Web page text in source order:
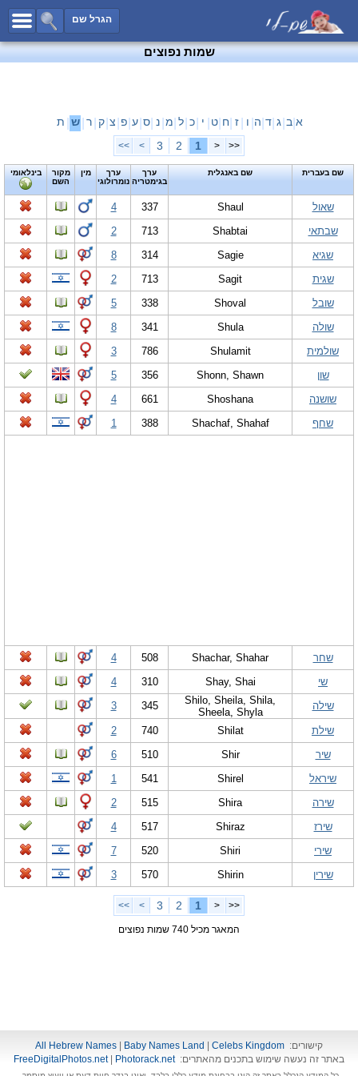
הגרל שם
כל השמות
שמות לבנים
שמות משותפים
שמות נדירים
קטגוריות
מפורסמיםחדש!
נומרולוגיה
הוסף שם
צור קשר
פייסבוק
שמות נפוצים
א ב ג ד ה ו ז ח ט י כ ל מ נ ס ע פ צ ק ר ש ת
<<
<
1
2
3
>
>>
שם בעברית שם באנגלית
ערך
בגימטריה
ערך
נומרולוגי
מין
מקור
השם
בינלאומי
שאול Shaul
337
4
שבתאי
Shabtai
713
2
שגיא
Sagie
314
8
שגית
Sagit
713
2
שובל
Shoval
338
5
שולה
Shula
341
8
שולמית
Shulamit
786
3
שון
Shonn, Shawn
356
5
שושנה
Shoshana
661
4
שחף
Shachaf, Shahaf
388
1
שחר Shachar, Shahar
508
4
שי
Shay, Shai
310
4
שילה
Shilo, Sheila, Shila,
Sheela, Shyla
345
3
שילת Shilat
740
2
שיר
Shir
510
6
שיראל
Shirel
541
1
שירה
Shira
515
2
שירז
Shiraz
517
4
שירי
Shiri
520
7
שירין
Shirin
570
3
<<
<
1
2
3
>
>>
המאגר מכיל 740 שמות נפוצים
קישורים: All Hebrew Names Baby Names Land
Celebs Kingdom
באתר זה נעשה שימוש בתכנים מהאתרים:
FreeDigitalPhotos.net| Photorack.net